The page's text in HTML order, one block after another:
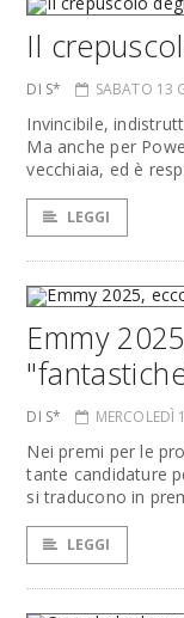
Il
DI S* SABATO 13
Invincibile,
Ma anche per
vecchiaia, ed è
LEGGI
Emmy
DI S*
Nei premi per le
tante candidature
si traducono in
LEGGI